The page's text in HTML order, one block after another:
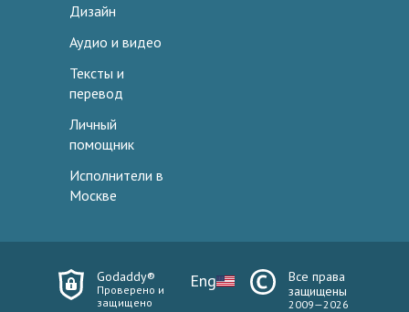
Дизайн
Аудио и видео
Тексты и
перевод
Личный
помощник
Исполнители в
Москве
Godaddy®
Проверено и
защищено
Eng
Все права
защищены
2009—2026